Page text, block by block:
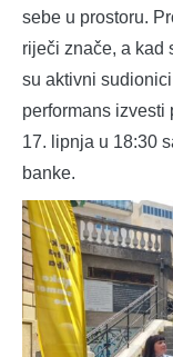
sebe u prostoru.
riječi znače, a kad
su aktivni
performans izvesti
17. lipnja u 18:30
banke.